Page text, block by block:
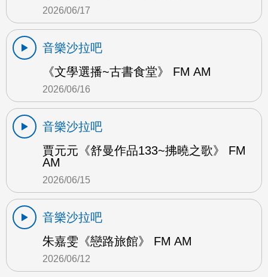
2026/06/17
音樂沙拉吧
《文學選播~古書食堂》 FM AM
2026/06/16
音樂沙拉吧
賈元元《舒曼作品133~拂曉之歌》 FM
AM
2026/06/15
音樂沙拉吧
朱嘉雯《戀路旅館》 FM AM
2026/06/12